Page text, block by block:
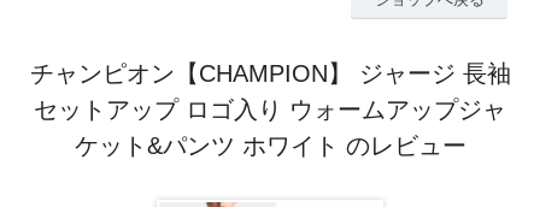
チャンピオン【CHAMPION】 ジャージ 長袖
セットアップ ロゴ入り ウォームアップジャ
ケット&パンツ ホワイト のレビュー